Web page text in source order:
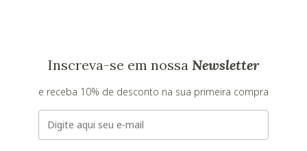
Inscreva-se em nossa Newsletter
e receba 10% de desconto na sua primeira compra
E-mail